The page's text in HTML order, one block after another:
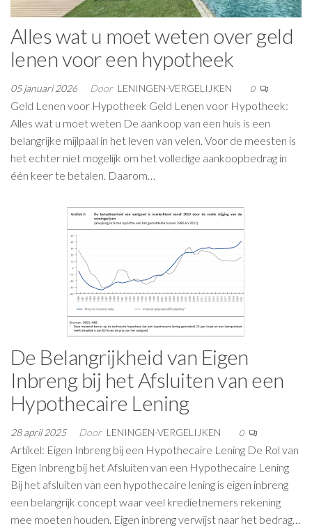
Alles wat u moet weten over geld
lenen voor een hypotheek
05 januari 2026 Door LENINGEN-VERGELIJKEN 0
Geld Lenen voor Hypotheek Geld Lenen voor Hypotheek:
Alles wat u moet weten De aankoop van een huis is een
belangrijke mijlpaal in het leven van velen. Voor de meesten is
het echter niet mogelijk om het volledige aankoopbedrag in
één keer te betalen. Daarom…
De Belangrijkheid van Eigen
Inbreng bij het Afsluiten van een
Hypothecaire Lening
28 april 2025 Door LENINGEN-VERGELIJKEN 0
Artikel: Eigen Inbreng bij een Hypothecaire Lening De Rol van
Eigen Inbreng bij het Afsluiten van een Hypothecaire Lening
Bij het afsluiten van een hypothecaire lening is eigen inbreng
een belangrijk concept waar veel kredietnemers rekening
mee moeten houden. Eigen inbreng verwijst naar het bedrag…